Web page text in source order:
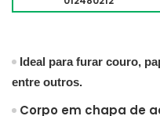
Ideal para furar couro,
entre outros.
Corpo em chapa de